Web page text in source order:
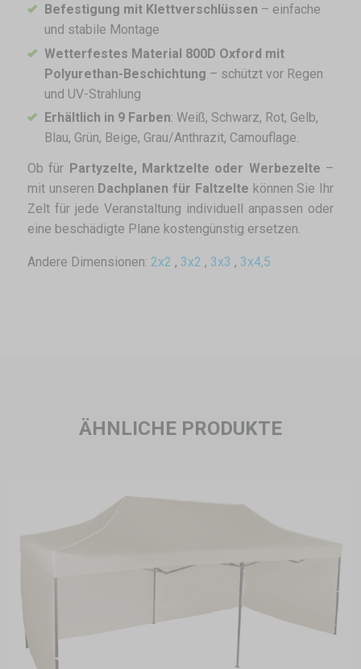
Befestigung mit Klettverschlüssen – einfache
und stabile Montage
Wetterfestes Material 800D Oxford mit
Polyurethan-Beschichtung – schützt vor Regen
und UV-Strahlung
Erhältlich in 9 Farben: Weiß, Schwarz, Rot, Gelb,
Blau, Grün, Beige, Grau/Anthrazit, Camouflage.
Ob für Partyzelte, Marktzelte oder Werbezelte –
mit unseren Dachplanen für Faltzelte können Sie Ihr
Zelt für jede Veranstaltung individuell anpassen oder
eine beschädigte Plane kostengünstig ersetzen.
Andere Dimensionen: 2x2 , 3x2 , 3x3 , 3x4,5
ÄHNLICHE PRODUKTE